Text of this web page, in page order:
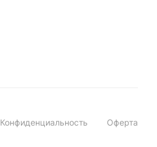
Конфиденциальность Оферта